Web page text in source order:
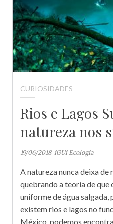
CURIOSIDADES
Rios e Lagos
natureza nos
19/06/2018 iGUi Ecologia
A natureza nunca deixa de
quebrando a teoria de que
uniforme de água
existem rios e lagos no
México, podemos